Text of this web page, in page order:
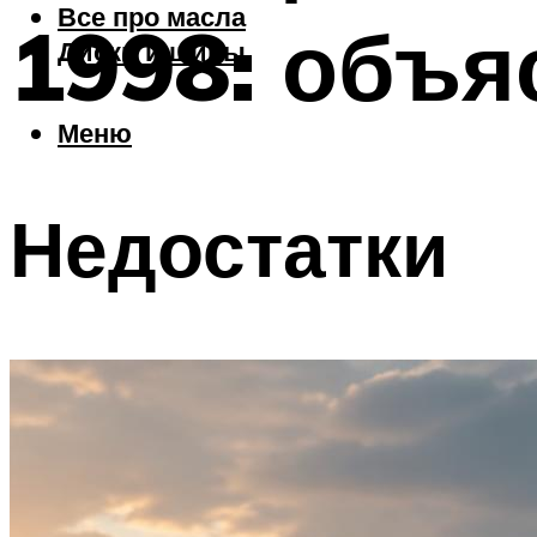
Все про масла
Диски и шины
Меню
1998:
Недостатки